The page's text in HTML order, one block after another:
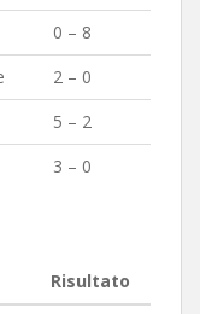
0 – 8
2 – 0
5 – 2
3 – 0
Risultato